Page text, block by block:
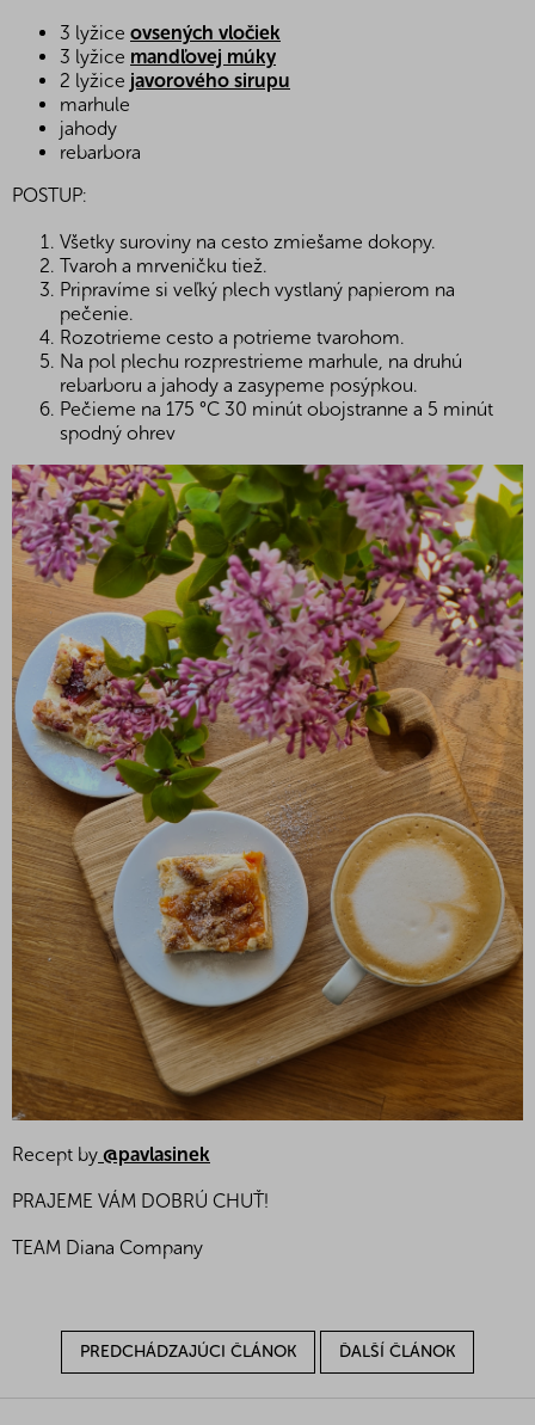
3 lyžice ovsených vločiek
3 lyžice mandľovej múky
2 lyžice javorového sirupu
marhule
jahody
rebarbora
POSTUP:
Všetky suroviny na cesto zmiešame dokopy.
Tvaroh a mrveničku tiež.
Pripravíme si veľký plech vystlaný papierom na
pečenie.
Rozotrieme cesto a potrieme tvarohom.
Na pol plechu rozprestrieme marhule, na druhú
rebarboru a jahody a zasypeme posýpkou.
Pečieme na 175 °C 30 minút obojstranne a 5 minút
spodný ohrev
Recept by @pavlasinek
PRAJEME VÁM DOBRÚ CHUŤ!
TEAM Diana Company
PREDCHÁDZAJÚCI ČLÁNOK ĎALŠÍ ČLÁNOK